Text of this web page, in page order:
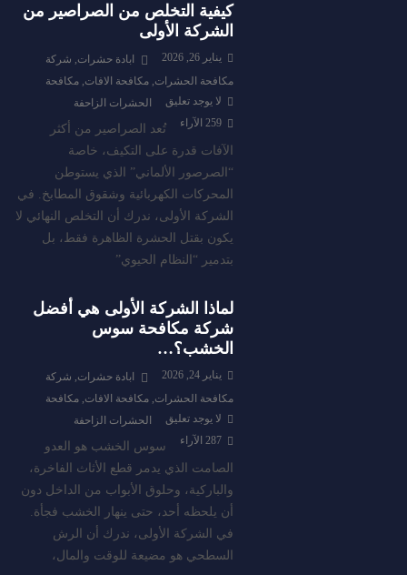
كيفية التخلص من الصراصير من
الشركة الأولى
يناير 26, 2026 ابادة حشرات, شركة
مكافحة الحشرات,مكافحة الافات,مكافحة
الحشرات الزاحفة
لا يوجد تعليق
259
الآراء
تُعد الصراصير من أكثر
الآفات قدرة على التكيف، خاصة
“الصرصور الألماني” الذي يستوطن
المحركات الكهربائية وشقوق المطابخ. في
الشركة الأولى، ندرك أن التخلص النهائي لا
يكون بقتل الحشرة الظاهرة فقط، بل
بتدمير “النظام الحيوي”
لماذا الشركة الأولى هي أفضل
شركة مكافحة سوس
الخشب؟…
يناير 24, 2026 ابادة حشرات, شركة
مكافحة الحشرات,مكافحة الافات,مكافحة
الحشرات الزاحفة
لا يوجد تعليق
287
الآراء
سوس الخشب هو العدو
الصامت الذي يدمر قطع الأثاث الفاخرة،
والباركية، وحلوق الأبواب من الداخل دون
أن يلحظه أحد، حتى ينهار الخشب فجأة.
في الشركة الأولى، ندرك أن الرش
السطحي هو مضيعة للوقت والمال،